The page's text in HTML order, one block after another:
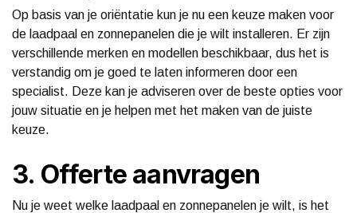
Op basis van je oriëntatie kun je nu een keuze maken voor
de laadpaal en zonnepanelen die je wilt installeren. Er zijn
verschillende merken en modellen beschikbaar, dus het is
verstandig om je goed te laten informeren door een
specialist. Deze kan je adviseren over de beste opties voor
jouw situatie en je helpen met het maken van de juiste
keuze.
3. Offerte aanvragen
Nu je weet welke laadpaal en zonnepanelen je wilt, is het